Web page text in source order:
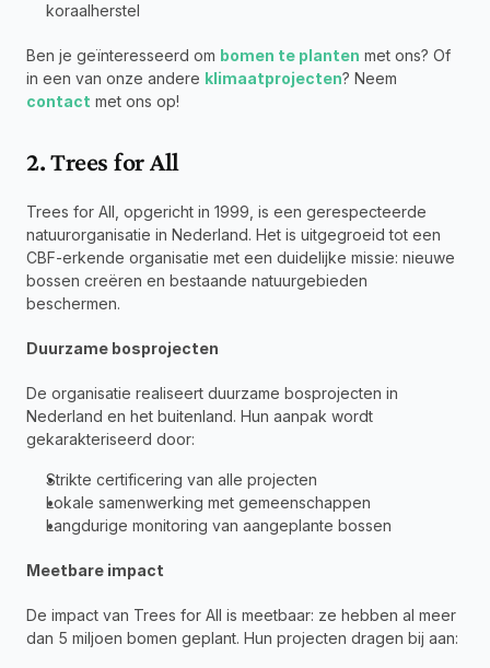
koraalherstel
Ben je geïnteresseerd om bomen te planten met ons? Of
in een van onze andere klimaatprojecten
contact met ons op!
2. Trees for All
Trees for All, opgericht in 1999, is een gerespecteerde
natuurorganisatie in Nederland. Het is uitgegroeid tot een
CBF-erkende organisatie met een duidelijke missie: nieuwe
bossen creëren en bestaande natuurgebieden
beschermen.
Duurzame bosprojecten
De organisatie realiseert duurzame bosprojecten in
Nederland en het buitenland. Hun aanpak wordt
gekarakteriseerd door:
Strikte certificering van alle projecten
Lokale samenwerking met gemeenschappen
Langdurige monitoring van aangeplante bossen
Meetbare impact
De impact van Trees for All is meetbaar: ze hebben al meer
dan 5 miljoen bomen geplant. Hun projecten dragen bij aan: